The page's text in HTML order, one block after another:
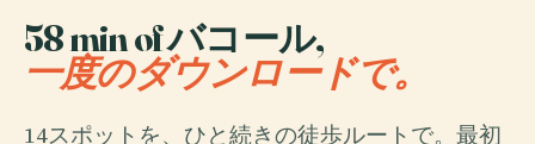
58 min of バコール,
一度のダウンロードで。
14スポットを、ひと続きの徒歩ルートで。最初